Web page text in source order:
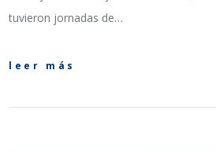
tuvieron jornadas de…
leer más